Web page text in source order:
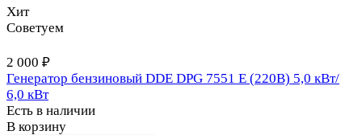
Хит
Советуем
2 000 ₽
Генератор бензиновый DDE DPG 7551 E (220В) 5,0 кВт/
6,0 кВт
Есть в наличии
В корзину